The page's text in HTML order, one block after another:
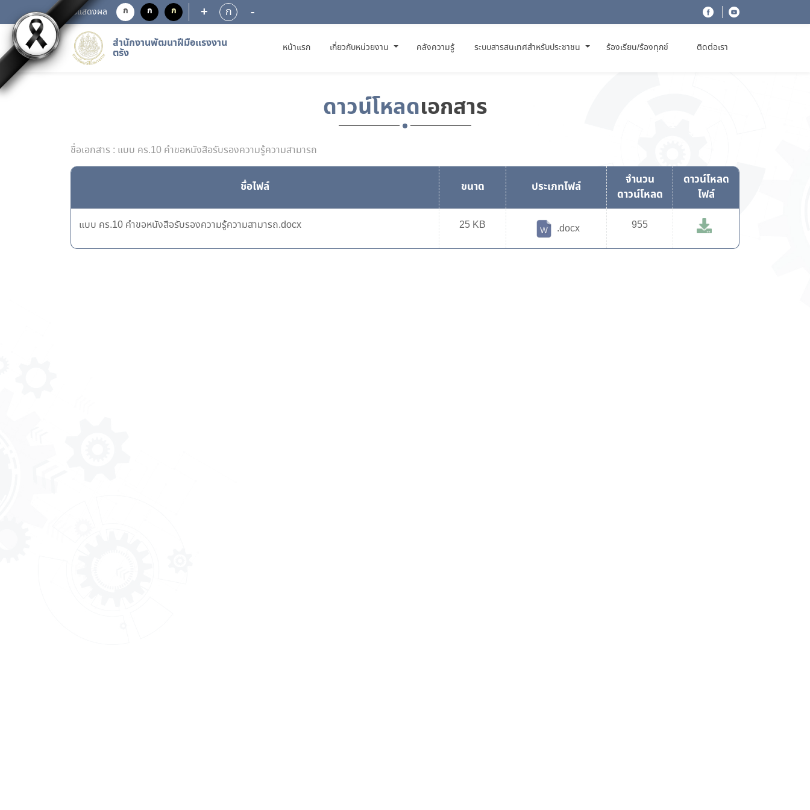
การแสดงผล ก ก ก + ก -
สำนักงานพัฒนาฝีมือแรงงาน
ตรัง หน้าแรก(CURRENT)
เกี่ยวกับหน่วยงาน คลังความรู้ ระบบสารสนเทศสำหรับประชาชน ร้องเรียน/ร้องทุกข์ ติดต่อเรา
ดาวน์โหลดเอกสาร
ชื่อเอกสาร : แบบ คร.10 คำขอหนังสือรับรองความรู้ความสามารถ
ชื่อไฟล์ ขนาด ประเภทไฟล์
จำนวน
ดาวน์โหลด
ดาวน์โหลด
ไฟล์
แบบ คร.10 คำขอหนังสือรับรองความรู้ความสามารถ.docx 25 KB .docx 955